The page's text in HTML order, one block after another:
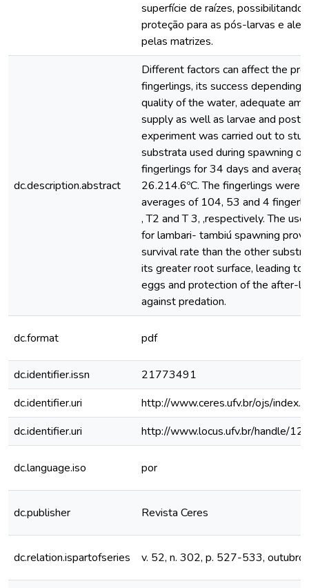
superfície de raízes, possibilitando
proteção para as pós-larvas e
pelas matrizes.
dc.description.abstract
Different factors can affect the
fingerlings, its success depending
quality of the water, adequate
supply as well as larvae and post-
experiment was carried out to
substrata used during spawning
fingerlings for 34 days and
26.214.6ºC. The fingerlings were
averages of 104, 53 and 4
, T2 and T 3, ,respectively. The
for lambari- tambiú spawning
survival rate than the other
its greater root surface, leading to
eggs and protection of the after-
against predation.
dc.format pdf
dc.identifier.issn
21773491
dc.identifier.uri
http://www.ceres.ufv.br/ojs/
dc.identifier.uri
http://www.locus.ufv.br/handle/
dc.language.iso por
dc.publisher Revista Ceres
dc.relation.ispartofseries v. 52, n. 302, p. 527-533,